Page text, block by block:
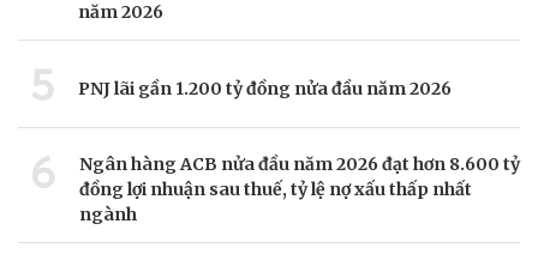
năm 2026
5 PNJ lãi gần 1.200 tỷ đồng nửa đầu năm 2026
6
Ngân hàng ACB nửa đầu năm 2026 đạt hơn 8.600 tỷ
đồng lợi nhuận sau thuế, tỷ lệ nợ xấu thấp nhất
ngành